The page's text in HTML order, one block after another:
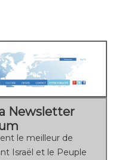
Newsletter
le meilleur de
Israël et le Peuple